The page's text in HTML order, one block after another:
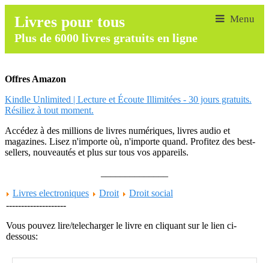
Livres pour tous
Plus de 6000 livres gratuits en ligne
Offres Amazon
Kindle Unlimited | Lecture et Écoute Illimitées - 30 jours gratuits.
Résiliez à tout moment.
Accédez à des millions de livres numériques, livres audio et
magazines. Lisez n'importe où, n'importe quand. Profitez des best-
sellers, nouveautés et plus sur tous vos appareils.
Livres electroniques
Droit
Droit social
--------------------
Vous pouvez lire/telecharger le livre en cliquant sur le lien ci-
dessous: